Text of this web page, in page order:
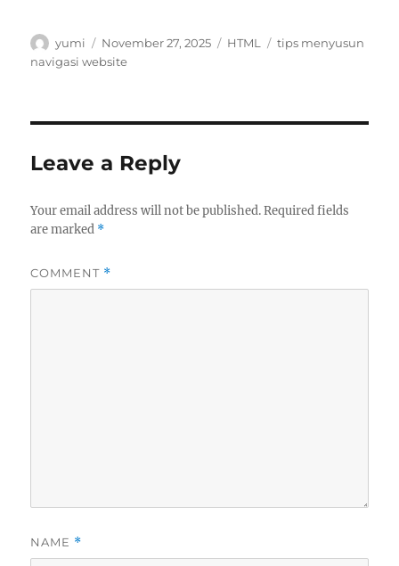
Author
yumi
Posted
on
November 27, 2025 Categories
HTML Tags
tips menyusun
navigasi website
Leave a Reply
Your email address will not be published. Required fields
are marked *
COMMENT *
NAME *